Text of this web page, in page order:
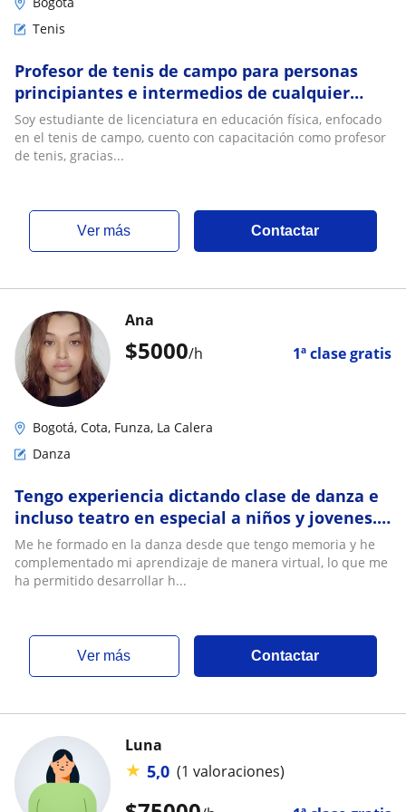
Tenis
Profesor de tenis de campo para personas
principiantes e intermedios de cualquier
edad
Soy estudiante de licenciatura en educación física, enfocado
en el tenis de campo, cuento con capacitación como profesor
de tenis, gracias...
ver más Contactar
$5000/h 1ª clase gratis
Ana
Bogotá, Cota, Funza, La Calera
Danza
Tengo experiencia dictando clase de danza e
incluso teatro en especial a niños y jovenes.
Presencial o virtual
Me he formado en la danza desde que tengo memoria y he
complementado mi aprendizaje de manera virtual, lo que me
ha permitido desarrollar h...
ver más Contactar
Luna
★ 5,0 (1 valoraciones)